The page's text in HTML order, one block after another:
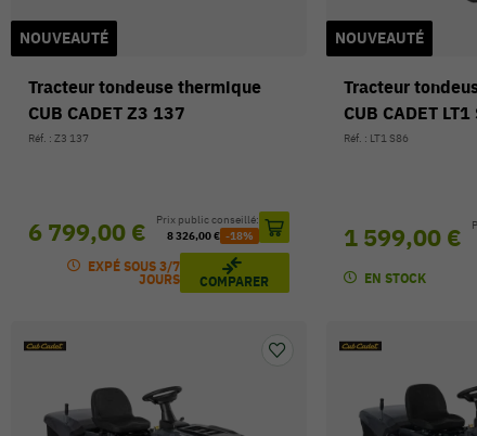
NOUVEAUTÉ
Tracteur tondeuse thermique
CUB CADET Z3 137
Réf. : Z3 137
6 799,00 €
Prix public conseillé:
8 326,00 € -18%
EXPÉ SOUS 3/7
JOURS
COMPARER
NOUVEAUTÉ
Tracteur
CUB CADET LT1
Réf. : LT1 S86
1 599,00 €
EN STOCK